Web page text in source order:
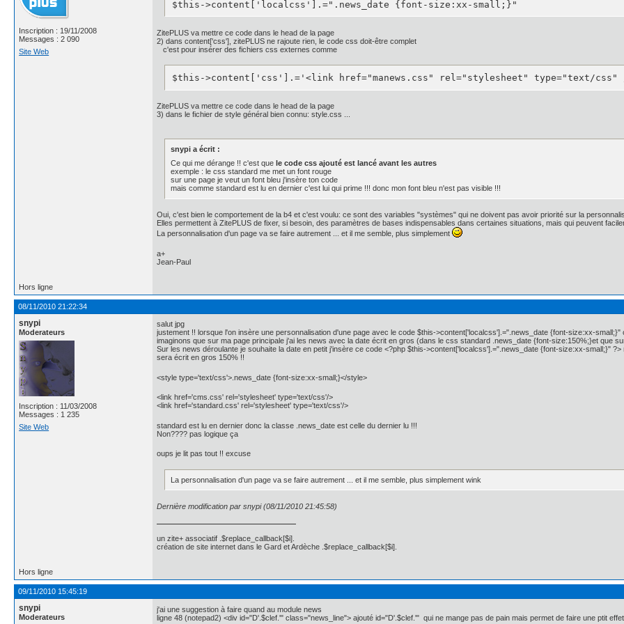
    letter-spacing: 1px;
    line-height: 1;
    padding: 12px 0 14px 0;
    text-shadow: 0px -1px 1px rgba(0, 0, 0, .8);*/
}
	/* background: #111;
    background: -webkit-gradient(linear, 0 0, 0 100%,
              color-stop(0, rgba(50, 50, 50, 0.9)),
              color-stop(0.5, rgba(30, 30, 30, 0.9)),
              color-stop(0.5, rgba(20, 20, 20, 0.9)),
              rgba(0, 0, 0, 0.9) 0%,
              rgba(20, 20, 20, 0.9) 50%,
              rgba(30, 30, 30, 0.9) 50%,
              rgba(50, 50, 50, 0.9) 100%);
    border: 0;
    border-radius: 4px;
    -webkit-border-radius: 4px;
-webkit-box-shadow: inset 1px 1px 1px 0px rgba(135, 135, 135, 0.1), inset -
-moz-box-shadow: inset 1px 1px 1px 0px rgba(135, 135, 135, 0.1), inset -1px
    line-height: 1;
Inscription : 19/11/2008
Messages : 2 090
Site Web
$this->content['localcss'].=".news_date {font-size:xx-small;}"
ZitePLUS va mettre ce code dans le head de la page
2) dans content['css'], zitePLUS ne rajoute rien, le code css doit-être complet
c'est pour insérer des fichiers css externes comme
$this->content['css'].='<link href="manews.css" rel="stylesheet" type="text/
ZitePLUS va mettre ce code dans le head de la page
3) dans le fichier de style général bien connu: style.css ...
snypi a écrit :
Ce qui me dérange !! c'est que le code css ajouté est lancé avant les autres
exemple : le css standard me met un font rouge
sur une page je veut un font bleu j'insère ton code
mais comme standard est lu en dernier c'est lui qui prime !!! donc mon font bleu n'est pas visible !!!
Oui, c'est bien le comportement de la b4 et c'est voulu: ce sont des variables "systèmes" qui ne doivent pas avoir priorité sur la
Elles permettent à ZitePLUS de fixer, si besoin, des paramètres de bases indispensables dans certaines situations, mais qui peuvent
La personnalisation d'un page va se faire autrement ... et il me semble, plus simplement
a+
Jean-Paul
Hors ligne
08/11/2010 21:22:34
snypi
Moderateurs
Inscription : 11/03/2008
Messages : 1 235
Site Web
salut jpg
justement !! lorsque l'on insère une personnalisation d'une page avec le code $this->content['localcss'].=".news_date {font-size:xx-
imaginons que sur ma page principale j'ai les news avec la date écrit en gros (dans le css standard .news_date {font-size:150%;}et que
Sur les news déroulante je souhaite la date en petit j'insère ce code <?php $this->content['localcss'].=".news_date {font-size:xx-small;}"
sera écrit en gros 150% !!
<style type='text/css'>.news_date {font-size:xx-small;}</style>
<link href='cms.css' rel='stylesheet' type='text/css'/>
<link href='standard.css' rel='stylesheet' type='text/css'/>
standard est lu en dernier donc la classe .news_date est celle du dernier lu !!!
Non???? pas logique ça
oups je lit pas tout !! excuse
La personnalisation d'un page va se faire autrement ... et il me semble, plus simplement wink
Dernière modification par snypi (08/11/2010 21:45:58)
un zite+ associatif .$replace_callback[$i].
création de site internet dans le Gard et Ardèche .$replace_callback[$i].
Hors ligne
09/11/2010 15:45:19
snypi
Moderateurs
j'ai une suggestion à faire quand au module news
ligne 48 (notepad2) <div id="D'.$clef.'" class="news_line"> ajouté id="D'.$clef.'" qui ne mange pas de pain mais permet de faire une ptit